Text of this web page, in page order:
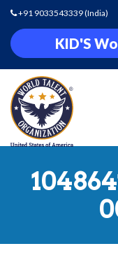
+91 9033543339(India)
KID'S